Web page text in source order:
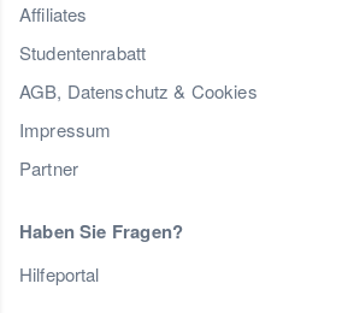
Affiliates
Studentenrabatt
AGB, Datenschutz & Cookies
Impressum
Partner
Haben Sie Fragen?
Hilfeportal